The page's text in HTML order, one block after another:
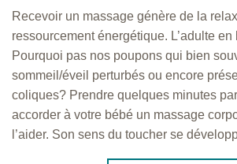
Recevoir un massage génère de la
ressourcement énergétique. L’adulte en
Pourquoi pas nos poupons qui bien
sommeil/éveil perturbés ou encore
coliques? Prendre quelques minutes
accorder à votre bébé un massage
l’aider. Son sens du toucher se